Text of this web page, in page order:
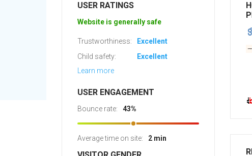
USER RATINGS
Website is generally safe
Trustworthiness:
Excellent
Child safety:
Excellent
Learn more
USER ENGAGEMENT
Bounce rate: 43%
Average time on site: 2 min